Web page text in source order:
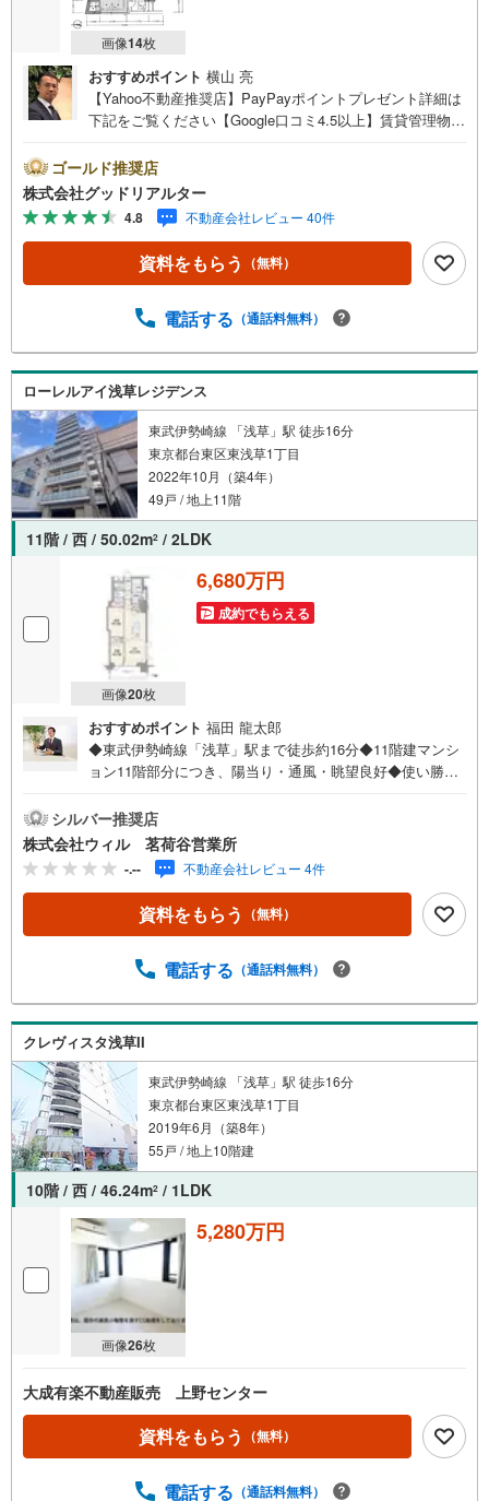
画像14枚
おすすめポイント 横山 亮
【Yahoo不動産推奨店】PayPayポイントプレゼント詳細は
下記をご覧ください【Google口コミ4.5以上】賃貸管理物件
介です。投資用マンションを購入する際、最大のリスクは
空室リスクです。利回りがいくら高かろうとも、空室が続
いてしまえば、絵に描いた餅になってしまいます。弊社で
ご紹介するマンションは、人気エリアのお薦め物件はもち
ろんのこと、エリアのニーズに合った人気のお部屋等、賃
貸営業経験スタッフの培ってきた知識と経験を基に物件を
ての対策はお任せください。掲載されている物件は、弊社
い合わせください。※記載賃料等の収入や利回りは、将来に
わたり、得られることを保証するものではありません。※賃
料等については、賃貸中のものについては現在の賃料等
で、空室または所有者居住中等のものについては、周辺の
賃料相場に基づき、満室時を想定して表示しています。
ゴールド推奨店
株式会社グッドリアルター
4.8 不動産会社レビュー 40件
資料をもらう （無料）
電話する （通話料無料）
ローレルアイ浅草レジデンス
東武伊勢崎線 「浅草」駅 徒歩16分
東京都台東区東浅草1丁目
2022年10月（築4年）
49戸 / 地上11階
11階 / 西 / 50.02m2 / 2LDK
画像20枚
6,680万円
成約でもらえる
おすすめポイント 福田 龍太郎
◆東武伊勢崎線「浅草」駅まで徒歩約16分◆11階建マンシ
ョン11階部分につき、陽当り・通風・眺望良好◆使い勝手
ことなく過ごせる最上階！◆配膳にも便利なカウンター付
きのシステムキッチン！◆WICやSIC付き！お部屋の空間を
有効にご利用いただけます！◆お洗濯物やお布団干しにも
便利なバルコニー有り◆「東武ストア東浅草一丁目店」ま
で徒歩約1分、お買物もスムーズ！◆「台東リバーサイドス
ポーツセンター」まで徒歩約7分！◆お花見の名所としても
～19:00】上記時間はお電話が繋がりやすくなっておりま
「室内・現地を見学する（無料）」ボタンよりご希望の日
時をご記入いただけますとスムーズにご案内が可能です。
【ウィル不動産販売はここが強み】（1）住宅ローンに精通
したローン専門部署があります！（2）施工実績多数のリフ
ォーム部門も社内にあります！（3）定休日なし！
シルバー推奨店
株式会社ウィル 茗荷谷営業所
-.-- 不動産会社レビュー 4件
資料をもらう （無料）
電話する （通話料無料）
クレヴィスタ浅草II
東武伊勢崎線 「浅草」駅 徒歩16分
東京都台東区東浅草1丁目
2019年6月（築8年）
55戸 / 地上10階建
10階 / 西 / 46.24m2 / 1LDK
画像26枚
5,280万円
大成有楽不動産販売 上野センター
資料をもらう （無料）
電話する （通話料無料）